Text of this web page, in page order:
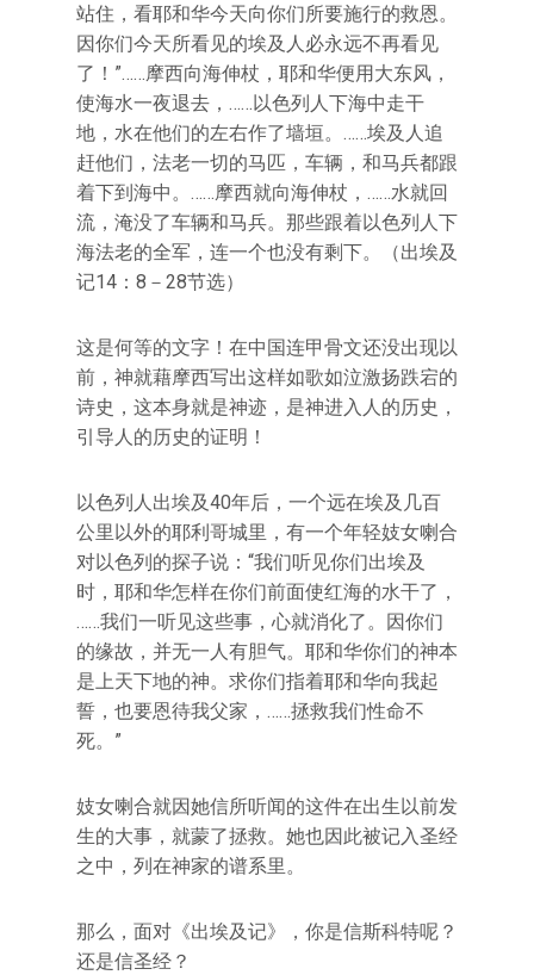
站住，看耶和华今天向你们所要施行的救恩。
因你们今天所看见的埃及人必永远不再看见
了！”……摩西向海伸杖，耶和华便用大东风，
使海水一夜退去，……以色列人下海中走干
地，水在他们的左右作了墙垣。……埃及人追
赶他们，法老一切的马匹，车辆，和马兵都跟
着下到海中。……摩西就向海伸杖，……水就回
流，淹没了车辆和马兵。那些跟着以色列人下
海法老的全军，连一个也没有剩下。（出埃及
记14：8－28节选）
这是何等的文字！在中国连甲骨文还没出现以
前，神就藉摩西写出这样如歌如泣激扬跌宕的
诗史，这本身就是神迹，是神进入人的历史，
引导人的历史的证明！
以色列人出埃及40年后，一个远在埃及几百
公里以外的耶利哥城里，有一个年轻妓女喇合
对以色列的探子说：“我们听见你们出埃及
时，耶和华怎样在你们前面使红海的水干了，
……我们一听见这些事，心就消化了。因你们
的缘故，并无一人有胆气。耶和华你们的神本
是上天下地的神。求你们指着耶和华向我起
誓，也要恩待我父家，……拯救我们性命不
死。”
妓女喇合就因她信所听闻的这件在出生以前发
生的大事，就蒙了拯救。她也因此被记入圣经
之中，列在神家的谱系里。
那么，面对《出埃及记》，你是信斯科特呢？
还是信圣经？